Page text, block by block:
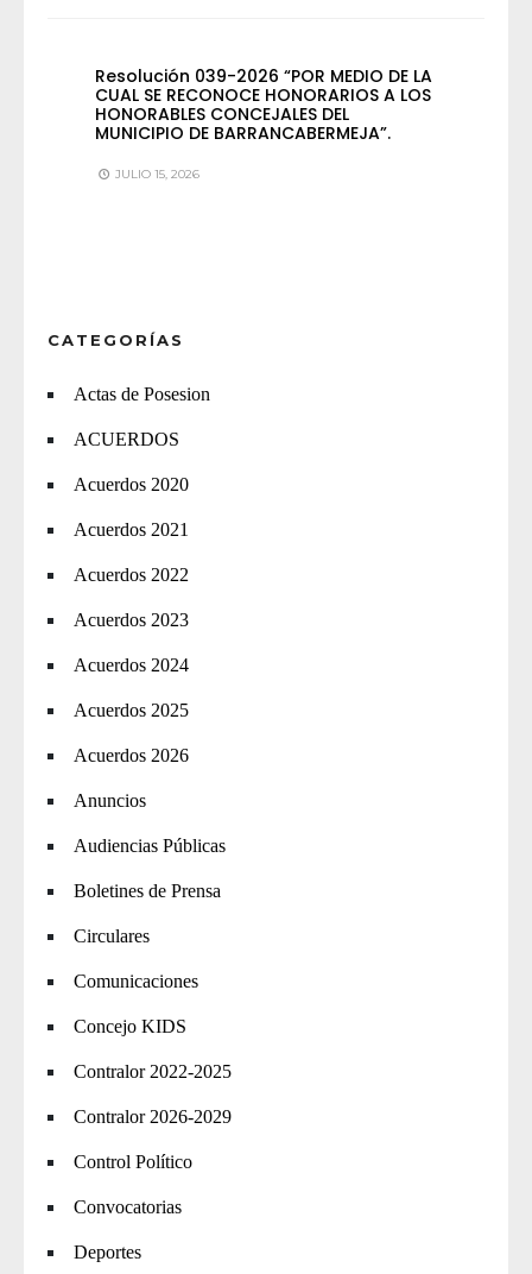
Resolución 039-2026 “POR MEDIO DE LA
CUAL SE RECONOCE HONORARIOS A LOS
HONORABLES CONCEJALES DEL
MUNICIPIO DE BARRANCABERMEJA”.
JULIO 15, 2026
CATEGORÍAS
Actas de Posesion
ACUERDOS
Acuerdos 2020
Acuerdos 2021
Acuerdos 2022
Acuerdos 2023
Acuerdos 2024
Acuerdos 2025
Acuerdos 2026
Anuncios
Audiencias Públicas
Boletines de Prensa
Circulares
Comunicaciones
Concejo KIDS
Contralor 2022-2025
Contralor 2026-2029
Control Político
Convocatorias
Deportes